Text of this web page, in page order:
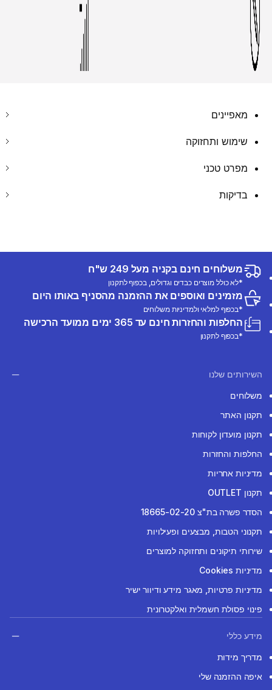
מאפיינים
שימוש ותחזוקה
מפרט טכני
בדיקות
משלוחים חינם בקניה מעל 249 ש"ח
*לא כולל מוצרים כבדים וגדולים, בכפוף לתקנון
מזמינים ואוספים את ההזמנה מהסניף באותו היום
*בכפוף למלאי ולמדיניות משלוחים
החלפות והחזרות חינם עד 365 ימים ממועד הרכישה
*בכפוף לתקנון
השירותים שלנו
משלוחים
תקנון האתר
תקנון מועדון לקוחות
החלפות והחזרות
מדיניות אחריות
תקנון OUTLET
הסדר פשרה בת"צ 18665-02-20
תקנוני הטבות, מבצעים ופעילויות
שירותי תיקונים ותחזוקה למוצרים
מדיניות Cookies
מדיניות פרטיות, מאגר מידע ודיוור ישיר
פינוי פסולת חשמלית ואלקטרונית
מידע כללי
מדריך מידות
איפה ההזמנה שלי